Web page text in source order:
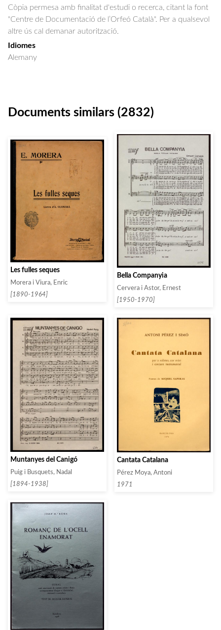
Còpia permesa amb finalitat d'estudi o recerca, citant la font
"Centre de Documentació de l’Orfeó Català". Per a qualsevol
altre ús cal demanar autorització.
Idiomes
Alemany
Documents similars (2832)
Les fulles seques
Morera i Viura, Enric
[1890-1964]
Bella Companyia
Cervera i Astor, Ernest
[1950-1970]
Muntanyes del Canigó
Puig i Busquets, Nadal
[1894-1938]
Cantata Catalana
Pérez Moya, Antoni
1971